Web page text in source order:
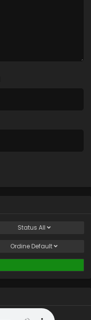
Status All
Ordine Default